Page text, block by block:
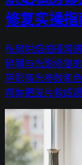
修复实操指
私房烘焙拍摄常
碎屑与光影修复
阴影高光参数和
帮你把废片救成爆